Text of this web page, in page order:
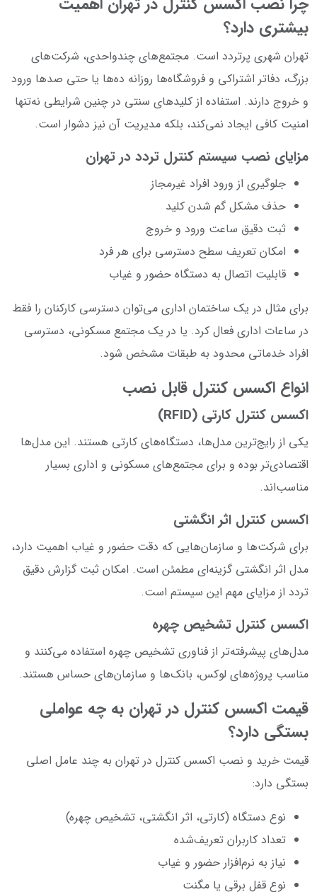
بیشتری دارد؟
تهران شهری پرتردد است. مجتمع‌های چندواحدی، شرکت‌های
بزرگ، دفاتر اشتراکی و فروشگاه‌ها روزانه ده‌ها یا حتی صدها ورود
و خروج دارند. استفاده از کلیدهای سنتی در چنین شرایطی نه‌تنها
امنیت کافی ایجاد نمی‌کند، بلکه مدیریت آن نیز دشوار است.
مزایای نصب سیستم کنترل تردد در تهران
جلوگیری از ورود افراد غیرمجاز
حذف مشکل گم شدن کلید
ثبت دقیق ساعت ورود و خروج
امکان تعریف سطح دسترسی برای هر فرد
قابلیت اتصال به دستگاه حضور و غیاب
برای مثال در یک ساختمان اداری می‌توان دسترسی کارکنان را فقط
در ساعات اداری فعال کرد. یا در یک مجتمع مسکونی، دسترسی
افراد خدماتی محدود به طبقات مشخص شود.
انواع اکسس کنترل قابل نصب
اکسس کنترل کارتی (RFID)
یکی از رایج‌ترین مدل‌ها، دستگاه‌های کارتی هستند. این مدل‌ها
اقتصادی‌تر بوده و برای مجتمع‌های مسکونی و اداری بسیار
مناسب‌اند.
اکسس کنترل اثر انگشتی
برای شرکت‌ها و سازمان‌هایی که دقت حضور و غیاب اهمیت دارد،
مدل اثر انگشتی گزینه‌ای مطمئن است. امکان ثبت گزارش دقیق
تردد از مزایای مهم این سیستم است.
اکسس کنترل تشخیص چهره
مدل‌های پیشرفته‌تر از فناوری تشخیص چهره استفاده می‌کنند و
مناسب پروژه‌های لوکس، بانک‌ها و سازمان‌های حساس هستند.
قیمت اکسس کنترل در تهران به چه عواملی
بستگی دارد؟
قیمت خرید و نصب اکسس کنترل در تهران به چند عامل اصلی
بستگی دارد:
نوع دستگاه (کارتی، اثر انگشتی، تشخیص چهره)
تعداد کاربران تعریف‌شده
نیاز به نرم‌افزار حضور و غیاب
نوع قفل برقی یا مگنت